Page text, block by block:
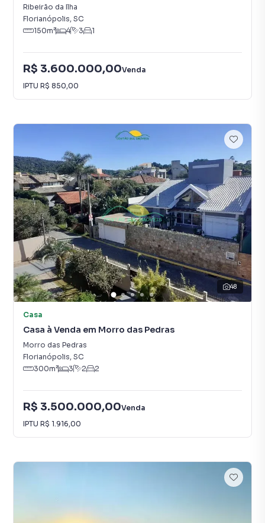
Ribeirão da Ilha
Florianópolis, SC
150m² 4 3 1
R$ 3.600.000,00Venda
IPTU R$ 850,00
48
Casa
Casa à Venda em Morro das Pedras
Morro das Pedras
Florianópolis, SC
300m² 3 2 2
R$ 3.500.000,00Venda
IPTU R$ 1.916,00